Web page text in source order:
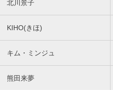
北川景子
KIHO(きほ)
キム・ミンジュ
熊田来夢